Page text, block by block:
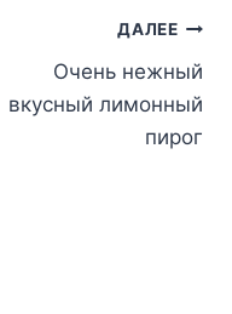
ДАЛЕЕ
Очень нежный
вкусный лимонный
пирог